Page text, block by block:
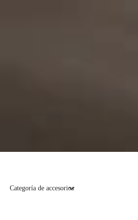
Categoría de accesorios